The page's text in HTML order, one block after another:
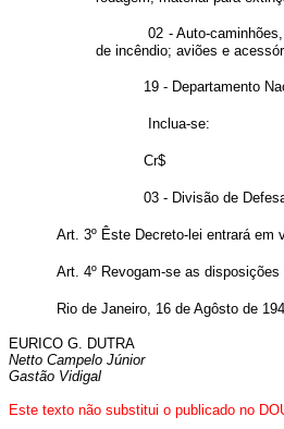
02 - Auto-
de incêndio; aviões e
19 - Departamento
Inclua-se:
Cr$
03 - Divisão de
Art. 3º Êste Decreto-lei entrará em
Art. 4º Revogam-se as disposições
Rio de Janeiro, 16 de Agôsto de
EURICO G. DUTRA
Netto Campelo Júnior
Gastão Vidigal
Este texto não substitui o publicado no